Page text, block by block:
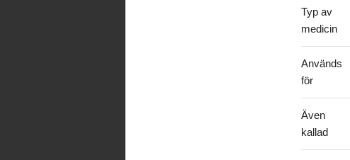
Typ av
medicin
Används
för
Även
kallad